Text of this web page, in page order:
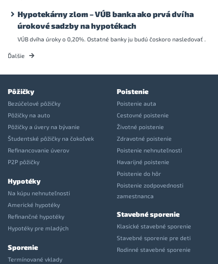
Hypotekárny zlom – VÚB banka ako prvá dvíha
úrokové sadzby na hypotékach
VÚB dvíha úroky o 0,20%. Ostatné banky ju budú čoskoro nasledovať .
Ďalšie
Pôžičky
Bezúčelové pôžičky
Pôžičky na auto
Pôžičky a úvery na bývanie
Študentské pôžičky na čokoľvek
Refinancovanie úverov
P2P pôžičky
Hypotéky
Na kúpu nehnuteľnosti
Americké hypotéky
Refinančné hypotéky
Hypotéky pre mladých
Sporenie
Termínované vklady
Poistenie
Poistenie auta
Cestovné poistenie
Životné poistenie
Zdravotné poistenie
Poistenie nehnuteľnosti
Havarijné poistenie
Poistenie do hôr
Poistenie zodpovednosti
zamestnanca
Stavebné sporenie
Klasické stavebné sporenie
Stavebné sporenie pre deti
Rodinné stavebné sporenie